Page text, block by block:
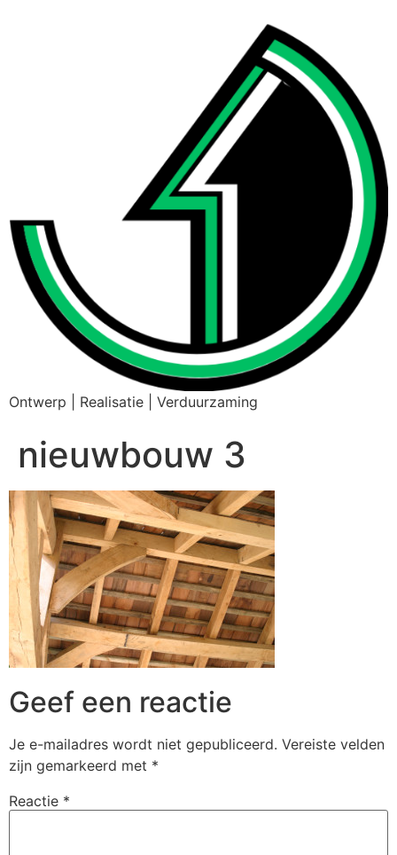
Ontwerp | Realisatie | Verduurzaming
nieuwbouw 3
Geef een reactie
Je e-mailadres wordt niet gepubliceerd. Vereiste velden
zijn gemarkeerd met *
Reactie *